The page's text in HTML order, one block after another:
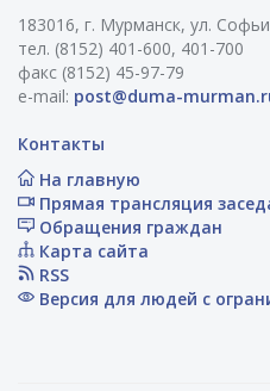
183016, г. Мурманск, ул.
тел. (8152) 401-600, 401-700
факс (8152) 45-97-79
e-mail: post@duma-
Контакты
На главную
Прямая трансляция
Обращения граждан
Карта сайта
RSS
Версия для людей с